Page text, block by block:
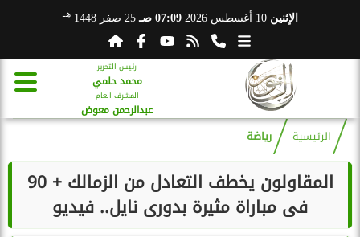
الإثنين 10 أغسطس 2026 07:09 صـ 25 صفر 1448 هـ
رئيس التحرير
محمد حلمي
المشرف العام
عبدالرحمن معوض
الرئيسية رياضة
المقاولون يخطف التعادل من الزمالك + 90
فى مباراة مثيرة بدورى نايل.. فيديو